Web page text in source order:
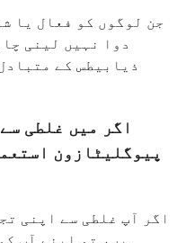
جن لوگوں کو فعال یا
دوا نہیں لینی
ذیابیطس کے
اگر میں غلطی
پیوگلیٹازون
اگر آپ غلطی سے اپنی
ہیں، تو اپنے آپ